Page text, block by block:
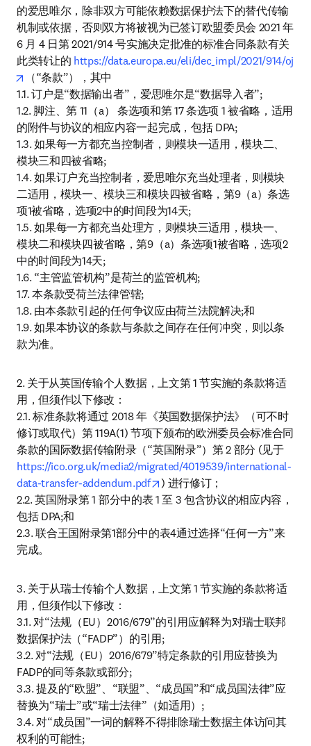
的爱思唯尔，除非双方可能依赖数据保护法下的替代传输
机制或依据，否则双方将被视为已签订欧盟委员会 2021 年
6 月 4 日第 2021/914 号实施决定批准的标准合同条款有关
此类转让的 https://data.europa.eu/eli/dec_impl/2021/914/oj
opens in new tab/window
（“条款”），其中
1.1. 订户是“数据输出者”，爱思唯尔是“数据导入者”;
1.2. 脚注、第 11（a） 条选项和第 17 条选项 1 被省略，适用
的附件与协议的相应内容一起完成，包括 DPA;
1.3. 如果每一方都充当控制者，则模块一适用，模块二、
模块三和四被省略;
1.4. 如果订户充当控制者，爱思唯尔充当处理者，则模块
二适用，模块一、模块三和模块四被省略，第9（a）条选
项1被省略，选项2中的时间段为14天;
1.5. 如果每一方都充当处理方，则模块三适用，模块一、
模块二和模块四被省略，第9（a）条选项1被省略，选项2
中的时间段为14天;
1.6. “主管监管机构”是荷兰的监管机构;
1.7. 本条款受荷兰法律管辖;
1.8. 由本条款引起的任何争议应由荷兰法院解决;和
1.9. 如果本协议的条款与条款之间存在任何冲突，则以条
款为准。
2. 关于从英国传输个人数据，上文第 1 节实施的条款将适
用，但须作以下修改：
2.1. 标准条款将通过 2018 年《英国数据保护法》（可不时
修订或取代）第 119A(1) 节项下颁布的欧洲委员会标准合同
条款的国际数据传输附录（“英国附录”）第 2 部分 (见于
https://ico.org.uk/media2/migrated/4019539/international-
data-transfer-addendum.pdf
opens in new tab/window
) 进行修订；
2.2. 英国附录第 1 部分中的表 1 至 3 包含协议的相应内容，
包括 DPA;和
2.3. 联合王国附录第1部分中的表4通过选择“任何一方”来
完成。
3. 关于从瑞士传输个人数据，上文第 1 节实施的条款将适
用，但须作以下修改：
3.1. 对“法规（EU）2016/679”的引用应解释为对瑞士联邦
数据保护法（“FADP”）的引用;
3.2. 对“法规（EU）2016/679”特定条款的引用应替换为
FADP的同等条款或部分;
3.3. 提及的“欧盟”、“联盟”、“成员国”和“成员国法律”应
替换为“瑞士”或“瑞士法律”（如适用）;
3.4. 对“成员国”一词的解释不得排除瑞士数据主体访问其
权利的可能性;